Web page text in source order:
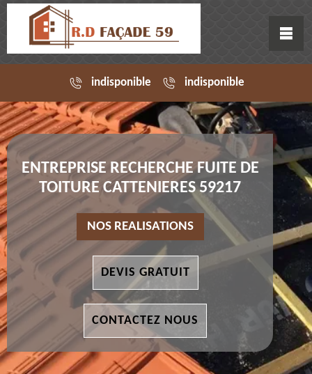
indisponible indisponible
ENTREPRISE RECHERCHE FUITE DE
TOITURE CATTENIERES 59217
NOS REALISATIONS
DEVIS GRATUIT
CONTACTEZ NOUS